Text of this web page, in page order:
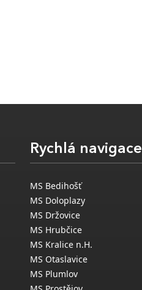
Rychlá navigace
MS Bedihošť
MS Doloplazy
MS Držovice
MS Hrubčice
MS Kralice n.H.
MS Otaslavice
MS Plumlov